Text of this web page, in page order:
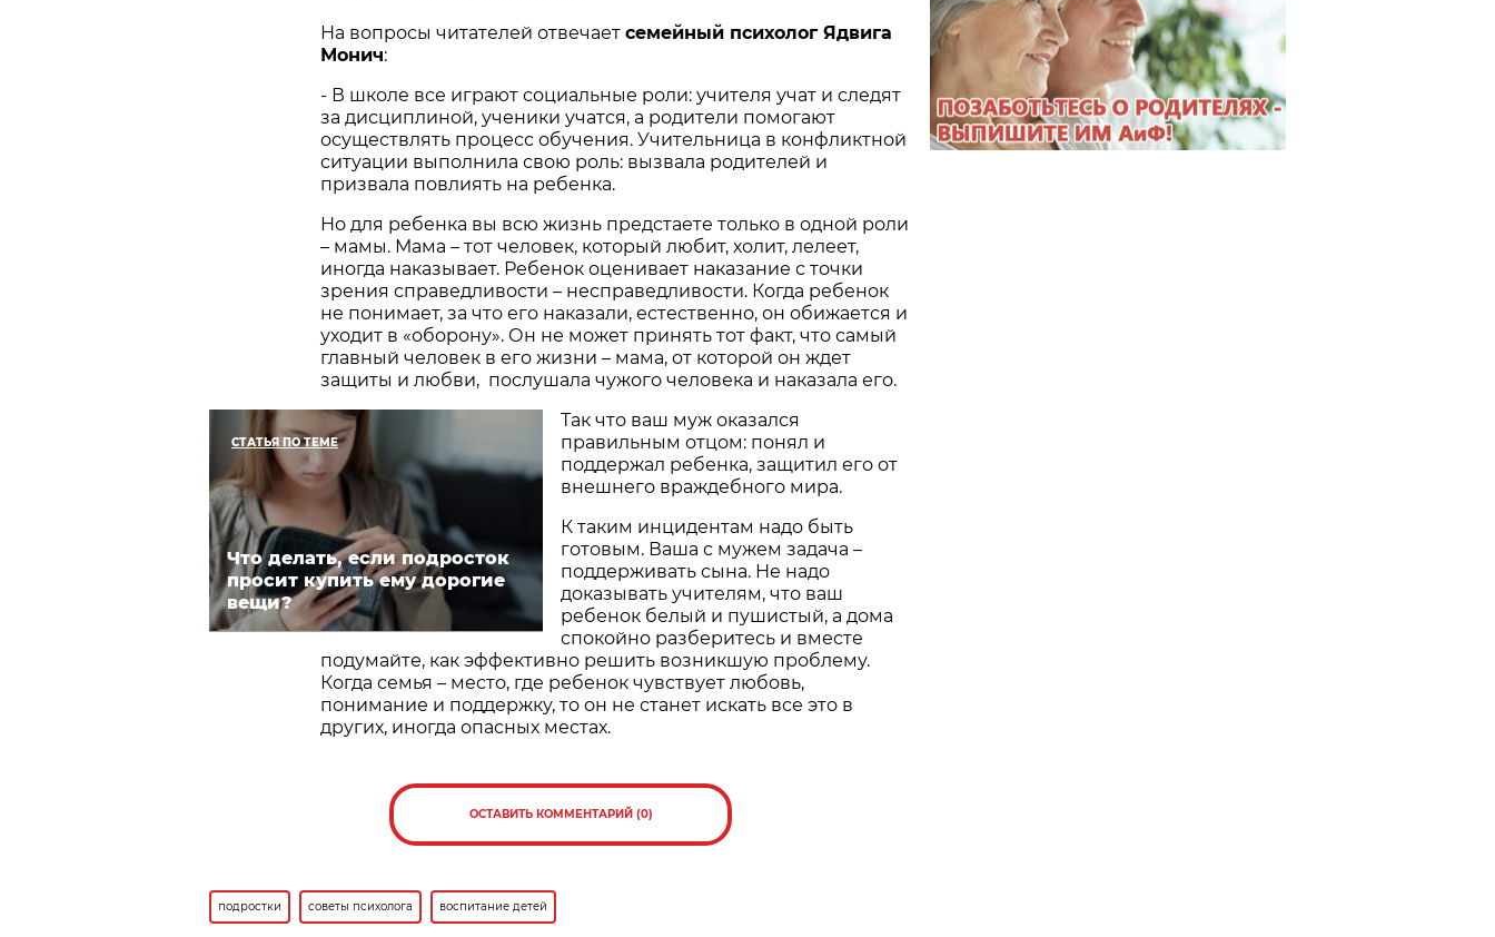
На вопросы читателей отвечает семейный психолог Ядвига
Монич:
- В школе все играют социальные роли: учителя учат и следят
за дисциплиной, ученики учатся, а родители помогают
осуществлять процесс обучения. Учительница в конфликтной
ситуации выполнила свою роль: вызвала родителей и
призвала повлиять на ребенка.
Но для ребенка вы всю жизнь предстаете только в одной роли
– мамы. Мама – тот человек, который любит, холит, лелеет,
иногда наказывает. Ребенок оценивает наказание с точки
зрения справедливости – несправедливости. Когда ребенок
не понимает, за что его наказали, естественно, он обижается и
уходит в «оборону». Он не может принять тот факт, что самый
главный человек в его жизни – мама, от которой он ждет
защиты и любви, послушала чужого человека и наказала его.
СТАТЬЯ ПО ТЕМЕ
Что делать, если подросток
просит купить ему дорогие
вещи?
Так что ваш муж оказался
правильным отцом: понял и
поддержал ребенка, защитил его от
внешнего враждебного мира.
К таким инцидентам надо быть
готовым. Ваша с мужем задача –
поддерживать сына. Не надо
доказывать учителям, что ваш
ребенок белый и пушистый, а дома
спокойно разберитесь и вместе
подумайте, как эффективно решить возникшую проблему.
Когда семья – место, где ребенок чувствует любовь,
понимание и поддержку, то он не станет искать все это в
других, иногда опасных местах.
ОСТАВИТЬ КОММЕНТАРИЙ (0)
подростки советы психолога воспитание детей